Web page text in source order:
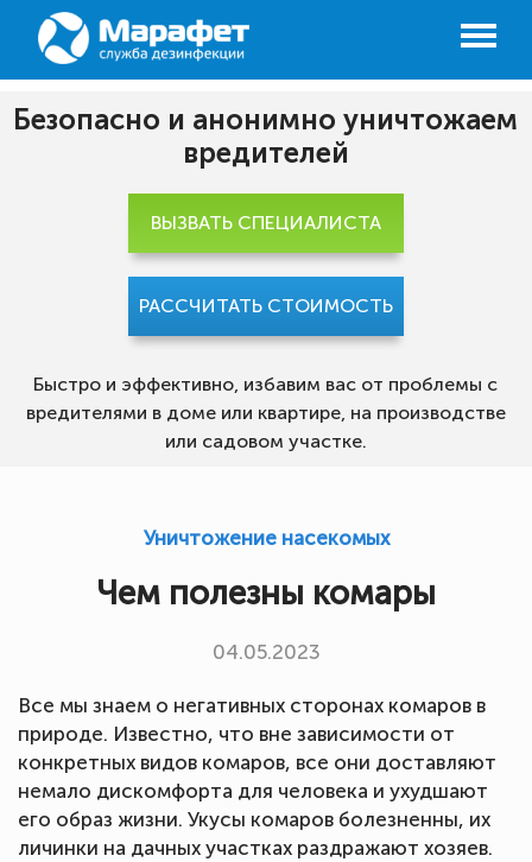
Безопасно и анонимно уничтожаем
вредителей
Быстро и эффективно, избавим вас от проблемы с
вредителями в доме или квартире, на производстве
или садовом участке.
ВЫЗВАТЬ СПЕЦИАЛИСТА
РАССЧИТАТЬ СТОИМОСТЬ
Уничтожение насекомых
Чем полезны комары
04.05.2023
Все мы знаем о негативных сторонах комаров в
природе. Известно, что вне зависимости от
конкретных видов комаров, все они доставляют
немало дискомфорта для человека и ухудшают
его образ жизни. Укусы комаров болезненны, их
личинки на дачных участках раздражают хозяев.